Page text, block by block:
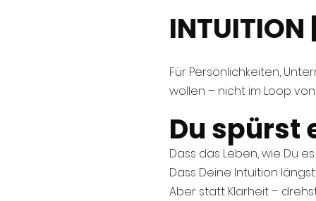
INTUITION
Für Persönlichkeiten,
wollen – nicht im Loop
Du spürst
Dass das Leben, wie Du
Dass Deine Intuition
Aber statt Klarheit –